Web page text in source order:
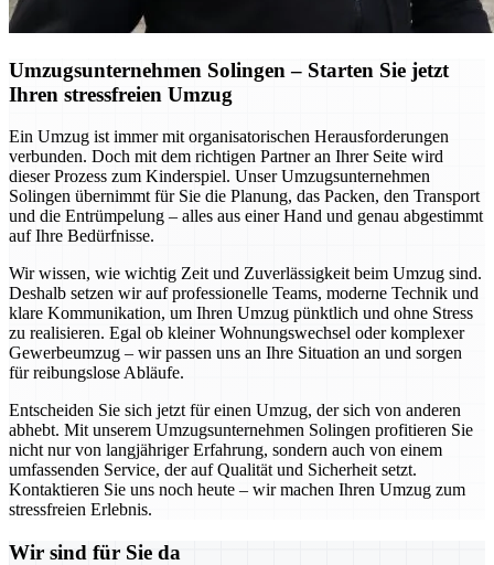
Umzugsunternehmen Solingen – Starten Sie jetzt
Ihren stressfreien Umzug
Ein Umzug ist immer mit organisatorischen Herausforderungen
verbunden. Doch mit dem richtigen Partner an Ihrer Seite wird
dieser Prozess zum Kinderspiel. Unser Umzugsunternehmen
Solingen übernimmt für Sie die Planung, das Packen, den Transport
und die Entrümpelung – alles aus einer Hand und genau abgestimmt
auf Ihre Bedürfnisse.
Wir wissen, wie wichtig Zeit und Zuverlässigkeit beim Umzug sind.
Deshalb setzen wir auf professionelle Teams, moderne Technik und
klare Kommunikation, um Ihren Umzug pünktlich und ohne Stress
zu realisieren. Egal ob kleiner Wohnungswechsel oder komplexer
Gewerbeumzug – wir passen uns an Ihre Situation an und sorgen
für reibungslose Abläufe.
Entscheiden Sie sich jetzt für einen Umzug, der sich von anderen
abhebt. Mit unserem Umzugsunternehmen Solingen profitieren Sie
nicht nur von langjähriger Erfahrung, sondern auch von einem
umfassenden Service, der auf Qualität und Sicherheit setzt.
Kontaktieren Sie uns noch heute – wir machen Ihren Umzug zum
stressfreien Erlebnis.
Wir sind für Sie da